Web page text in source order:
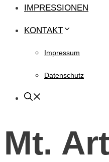
IMPRESSIONEN
KONTAKT
Impressum
Datenschutz
Mt.